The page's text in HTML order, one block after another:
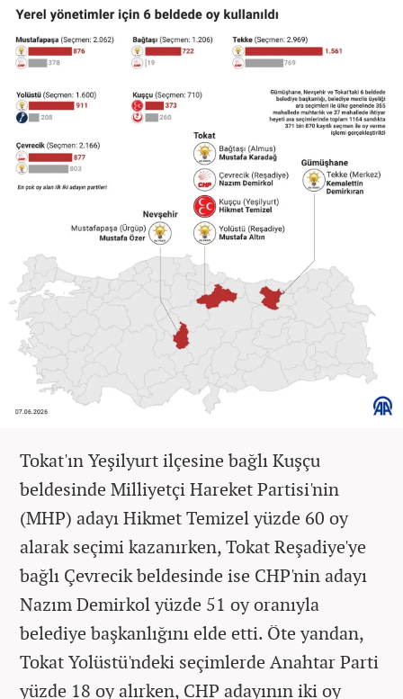
Tokat'ın Yeşilyurt ilçesine bağlı Kuşçu
beldesinde Milliyetçi Hareket Partisi'nin
(MHP) adayı Hikmet Temizel yüzde 60 oy
alarak seçimi kazanırken, Tokat Reşadiye'ye
bağlı Çevrecik beldesinde ise CHP'nin adayı
Nazım Demirkol yüzde 51 oy oranıyla
belediye başkanlığını elde etti. Öte yandan,
Tokat Yolüstü'ndeki seçimlerde Anahtar Parti
yüzde 18 oy alırken, CHP adayının iki oy